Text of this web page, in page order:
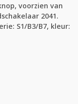
voorzien van
2041.
S1/B3/B7, kleur: